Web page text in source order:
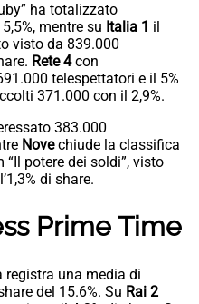
ha totalizzato
mentre su Italia 1 il
visto da 839.000
Rete 4con
telespettatori e il 5%
371.000 con il 2,9%.
383.000
Novechiude la classifica
potere dei soldi”, visto
di share.
Prime Time
una media di
del 15.6%. Su Rai 2